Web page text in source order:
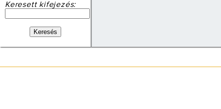
Keresett kifejezés: